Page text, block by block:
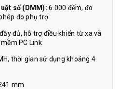
số (DMM): 6.000 đếm, đo
đo phụ trợ
đủ, hỗ trợ điều khiển từ xa và
PC Link
thời gian sử dụng khoảng 4
mm